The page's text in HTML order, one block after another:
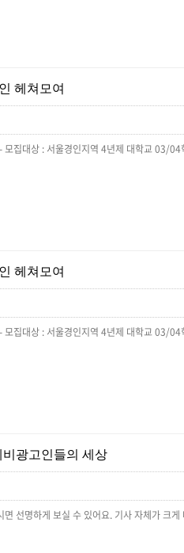
헤쳐모여
헤쳐모여
광고인들의 세상
선명하게 보실 수 있어요. 기사 자체가 크게